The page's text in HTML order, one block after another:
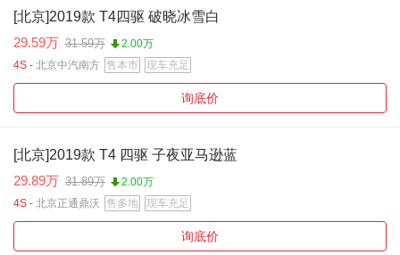
[北京]2019款 T4四驱 破晓冰雪白
29.59万 31.59万
2.00万
4S - 北京中汽南方 售本市 现车充足
询底价
[北京]2019款 T4 四驱 子夜亚马逊蓝
29.89万 31.89万
2.00万
4S - 北京正通鼎沃 售多地 现车充足
询底价